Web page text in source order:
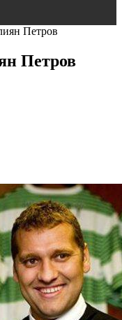
Петров
Петров